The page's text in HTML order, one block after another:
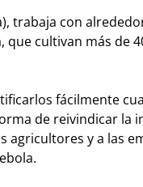
trabaja con
cultivan más de
fácilmente
de reivindicar la
y a las